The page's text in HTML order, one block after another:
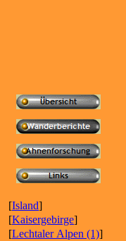
[Island]
[Kaisergebirge]
[Lechtaler Alpen (1)]